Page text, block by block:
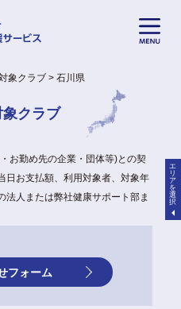
象クラブ 石川県
象クラブ
お勤め先の企業・団体等)との契
日お支払額、利用対象者、対象年
法人または弊社健康サポート部ま
フォーム
エ
リ
ア
を
選
択